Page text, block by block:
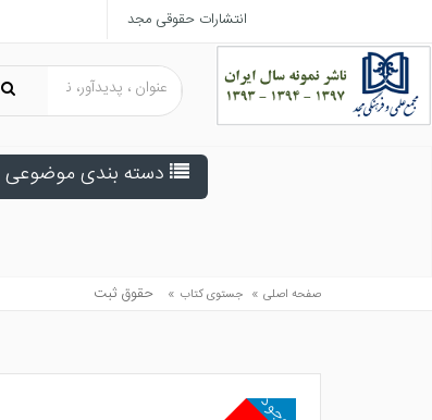
انتشارات حقوقی مجد
دسته بندی موضوعی
صفحه اصلی » جستوی کتاب » حقوق ثبت